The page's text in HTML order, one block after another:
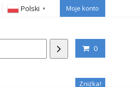
Polski ▼ Moje konto
0
Zniżka!